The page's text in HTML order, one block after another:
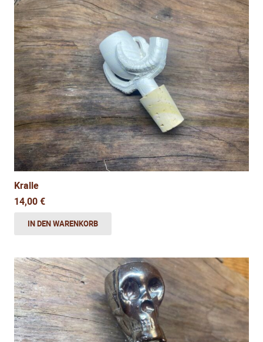
Kralle
14,00€
IN DEN WARENKORB